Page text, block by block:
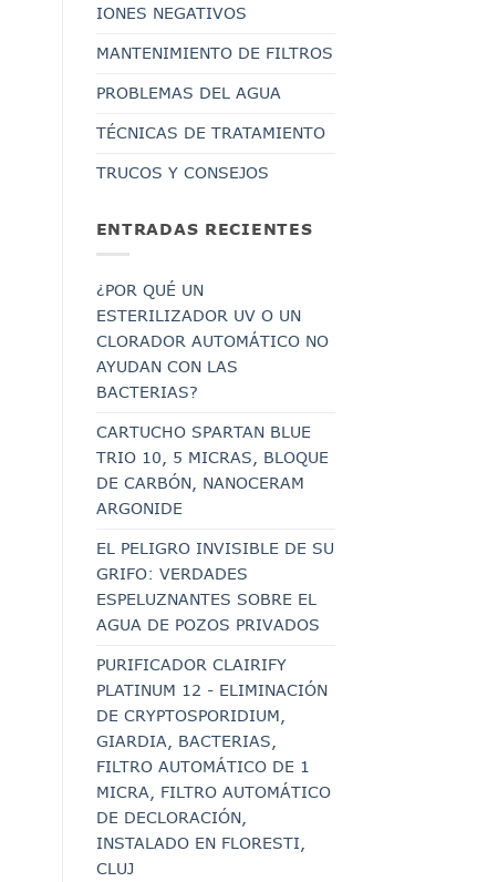
IONES NEGATIVOS
MANTENIMIENTO DE FILTROS
PROBLEMAS DEL AGUA
TÉCNICAS DE TRATAMIENTO
TRUCOS Y CONSEJOS
ENTRADAS RECIENTES
¿POR QUÉ UN
ESTERILIZADOR UV O UN
CLORADOR AUTOMÁTICO NO
AYUDAN CON LAS
BACTERIAS?
CARTUCHO SPARTAN BLUE
TRIO 10, 5 MICRAS, BLOQUE
DE CARBÓN, NANOCERAM
ARGONIDE
EL PELIGRO INVISIBLE DE SU
GRIFO: VERDADES
ESPELUZNANTES SOBRE EL
AGUA DE POZOS PRIVADOS
PURIFICADOR CLAIRIFY
PLATINUM 12 - ELIMINACIÓN
DE CRYPTOSPORIDIUM,
GIARDIA, BACTERIAS,
FILTRO AUTOMÁTICO DE 1
MICRA, FILTRO AUTOMÁTICO
DE DECLORACIÓN,
INSTALADO EN FLORESTI,
CLUJ